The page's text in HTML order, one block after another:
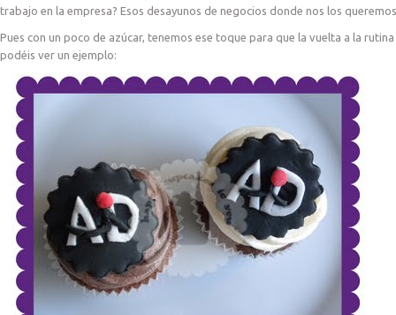
trabajo en la empresa? Esos desayunos de negocios donde nos los
Pues con un poco de azúcar, tenemos ese toque para que la vuelta a la
podéis ver un ejemplo: